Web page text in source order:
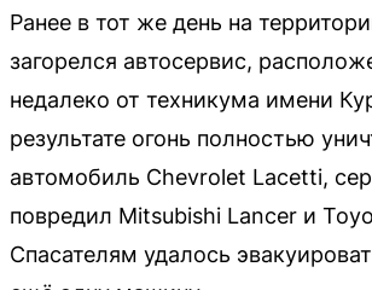
Ранее в тот же день на
загорелся автосервис,
недалеко от техникума имени
результате огонь полностью
автомобиль Chevrolet Lacetti,
повредил Mitsubishi Lancer и
Спасателям удалось